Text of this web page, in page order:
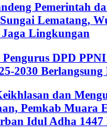
Pemerintah
Lematang,
Lingkungan
DPD
2030
dan
Pemkab Muara
Idul Adha 1447